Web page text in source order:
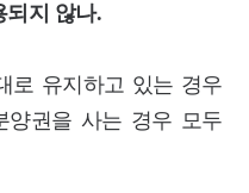
되지 않나.
로 유지하고 있는 경우
양권을 사는 경우 모두